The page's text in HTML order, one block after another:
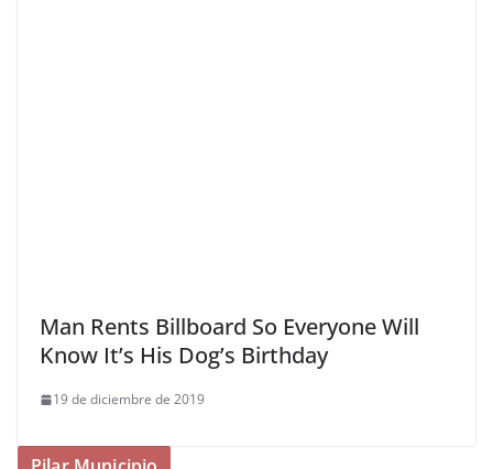
Man Rents Billboard So Everyone Will
Know It’s His Dog’s Birthday
19 de diciembre de 2019